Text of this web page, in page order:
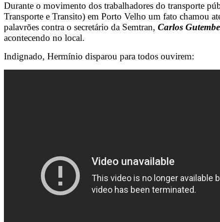
Durante o movimento dos trabalhadores do transporte
Transporte e Transito) em Porto Velho um fato chamou
palavrões contra o secretário da Semtran, Carlos
acontecendo no local.
Indignado, Hermínio disparou para todos ouvirem: